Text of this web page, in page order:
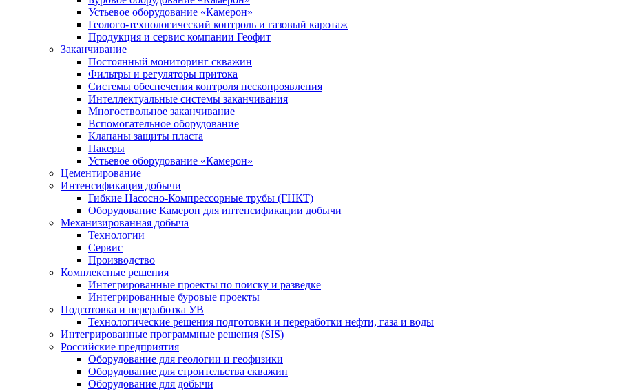
Устьевое оборудование «Камерон»
Геолого-технологический контроль и газовый каротаж
Продукция и сервис компании Геофит
Заканчивание
Постоянный мониторинг скважин
Фильтры и регуляторы притока
Cистемы обеспечения контроля пескопроявления
Интеллектуальные системы заканчивания
Многоствольное заканчивание
Вспомогательное оборудование
Клапаны защиты пласта
Пакеры
Устьевое оборудование «Камерон»
Цементирование
Интенсификация добычи
Гибкие Насосно-Компрессорные трубы (ГНКТ)
Оборудование Камерон для интенсификации добычи
Механизированная добыча
Технологии
Сервис
Производство
Комплексные решения
Интегрированные проекты по поиску и разведке
Интегрированные буровые проекты
Подготовка и переработка УВ
Технологические решения подготовки и переработки нефти, газа и воды
Интегрированные программные решения (SIS)
Российские предприятия
Оборудование для геологии и геофизики
Оборудование для строительства скважин
Оборудование для добычи